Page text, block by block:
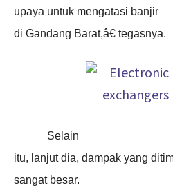
upaya untuk mengatasi banjir
di Gandang Barat,â€ tegasnya.
Selain
itu, lanjut dia, dampak yang
sangat besar.